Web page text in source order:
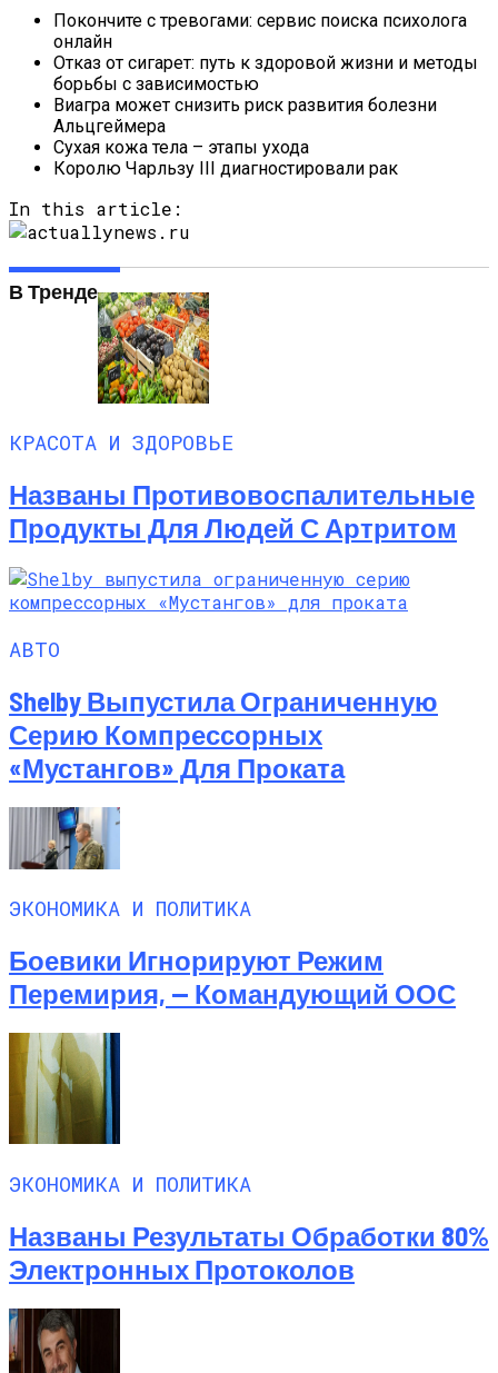
Покончите с тревогами: сервис поиска психолога
онлайн
Отказ от сигарет: путь к здоровой жизни и методы
борьбы с зависимостью
Виагра может снизить риск развития болезни
Альцгеймера
Сухая кожа тела – этапы ухода
Королю Чарльзу III диагностировали рак
In this article:
В Тренде
КРАСОТА И ЗДОРОВЬЕ
Названы Противовоспалительные
Продукты Для Людей С Артритом
АВТО
Shelby Выпустила Ограниченную
Серию Компрессорных
«Мустангов» Для Проката
ЭКОНОМИКА И ПОЛИТИКА
Боевики Игнорируют Режим
Перемирия, — Командующий ООС
ЭКОНОМИКА И ПОЛИТИКА
Названы Результаты Обработки 80%
Электронных Протоколов